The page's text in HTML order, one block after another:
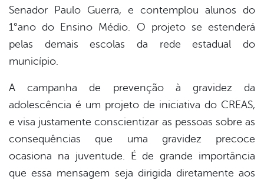
Senador Paulo Guerra, e contemplou alunos do
1°ano do Ensino Médio. O projeto se estenderá
pelas demais escolas da rede estadual do
município.
A campanha de prevenção à gravidez da
adolescência é um projeto de iniciativa do CREAS,
e visa justamente conscientizar as pessoas sobre as
consequências que uma gravidez precoce
ocasiona na juventude. É de grande importância
que essa mensagem seja dirigida diretamente aos